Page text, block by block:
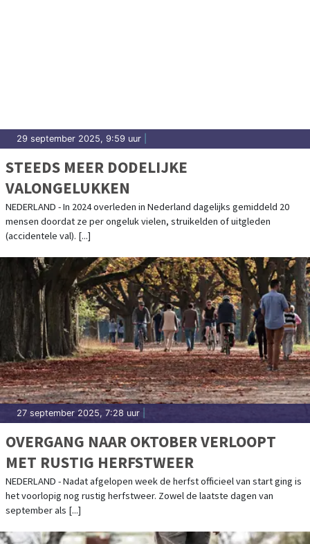
29 september 2025, 9:59 uur
STEEDS MEER DODELIJKE
VALONGELUKKEN
NEDERLAND - In 2024 overleden in Nederland dagelijks gemiddeld 20
mensen doordat ze per ongeluk vielen, struikelden of uitgleden
(accidentele val). [...]
27 september 2025, 7:28 uur
OVERGANG NAAR OKTOBER VERLOOPT
MET RUSTIG HERFSTWEER
NEDERLAND - Nadat afgelopen week de herfst officieel van start ging is
het voorlopig nog rustig herfstweer. Zowel de laatste dagen van
september als [...]